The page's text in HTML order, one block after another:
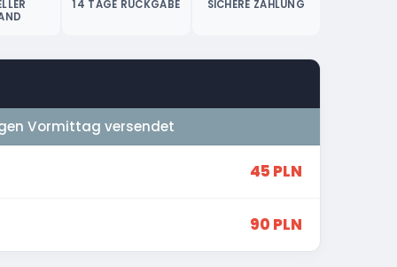
14 TAGE RÜCKGABE SICHERE ZAHLUNG
Vormittag versendet
45 PLN
90 PLN